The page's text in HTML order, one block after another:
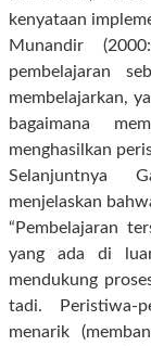
kenyataan
Munandir
pembelajaran
membelajarkan,
bagaimana
menghasilkan
Selanjuntnya
menjelaskan
“Pembelajaran
yang ada di
mendukung
tadi. Peristiwa-
menarik